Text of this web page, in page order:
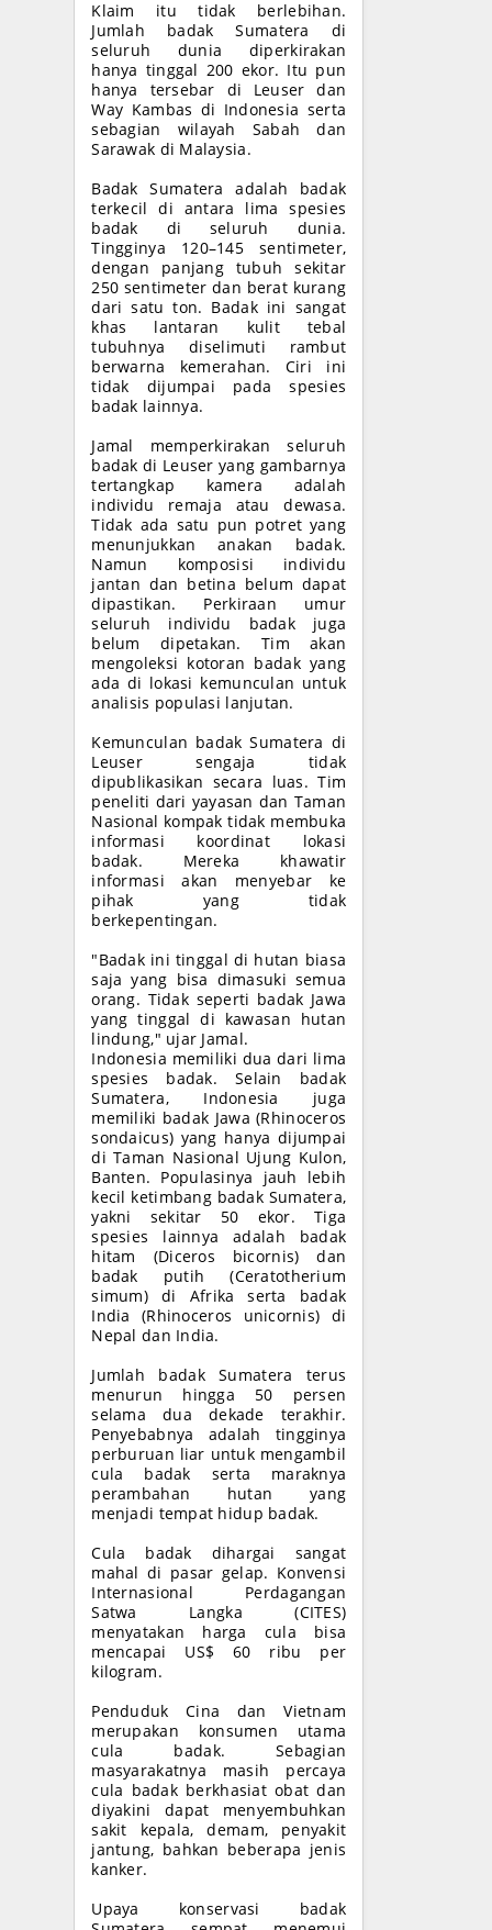
Klaim itu tidak berlebihan.
Jumlah badak Sumatera di
seluruh dunia diperkirakan
hanya tinggal 200 ekor. Itu pun
hanya tersebar di Leuser dan
Way Kambas di Indonesia serta
sebagian wilayah Sabah dan
Sarawak di Malaysia.
Badak Sumatera adalah badak
terkecil di antara lima spesies
badak di seluruh dunia.
Tingginya 120–145 sentimeter,
dengan panjang tubuh sekitar
250 sentimeter dan berat kurang
dari satu ton. Badak ini sangat
khas lantaran kulit tebal
tubuhnya diselimuti rambut
berwarna kemerahan. Ciri ini
tidak dijumpai pada spesies
badak lainnya.
Jamal memperkirakan seluruh
badak di Leuser yang gambarnya
tertangkap kamera adalah
individu remaja atau dewasa.
Tidak ada satu pun potret yang
menunjukkan anakan badak.
Namun komposisi individu
jantan dan betina belum dapat
dipastikan. Perkiraan umur
seluruh individu badak juga
belum dipetakan. Tim akan
mengoleksi kotoran badak yang
ada di lokasi kemunculan untuk
analisis populasi lanjutan.
Kemunculan badak Sumatera di
Leuser sengaja tidak
dipublikasikan secara luas. Tim
peneliti dari yayasan dan Taman
Nasional kompak tidak membuka
informasi koordinat lokasi
badak. Mereka khawatir
informasi akan menyebar ke
pihak yang tidak
berkepentingan.
"Badak ini tinggal di hutan biasa
saja yang bisa dimasuki semua
orang. Tidak seperti badak Jawa
yang tinggal di kawasan hutan
lindung," ujar Jamal.
Indonesia memiliki dua dari lima
spesies badak. Selain badak
Sumatera, Indonesia juga
memiliki badak Jawa (Rhinoceros
sondaicus) yang hanya dijumpai
di Taman Nasional Ujung Kulon,
Banten. Populasinya jauh lebih
kecil ketimbang badak Sumatera,
yakni sekitar 50 ekor. Tiga
spesies lainnya adalah badak
hitam (Diceros bicornis) dan
badak putih (Ceratotherium
simum) di Afrika serta badak
India (Rhinoceros unicornis) di
Nepal dan India.
Jumlah badak Sumatera terus
menurun hingga 50 persen
selama dua dekade terakhir.
Penyebabnya adalah tingginya
perburuan liar untuk mengambil
cula badak serta maraknya
perambahan hutan yang
menjadi tempat hidup badak.
Cula badak dihargai sangat
mahal di pasar gelap. Konvensi
Internasional Perdagangan
Satwa Langka (CITES)
menyatakan harga cula bisa
mencapai US$ 60 ribu per
kilogram.
Penduduk Cina dan Vietnam
merupakan konsumen utama
cula badak. Sebagian
masyarakatnya masih percaya
cula badak berkhasiat obat dan
diyakini dapat menyembuhkan
sakit kepala, demam, penyakit
jantung, bahkan beberapa jenis
kanker.
Upaya konservasi badak